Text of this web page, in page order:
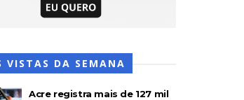
VISTAS DA SEMANA
Acre registra mais de 127 mil